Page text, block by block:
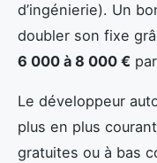
d’ingénierie). Un
doubler son fixe
6 000 à 8 000 €
Le développeur
plus en plus
gratuites ou à bas